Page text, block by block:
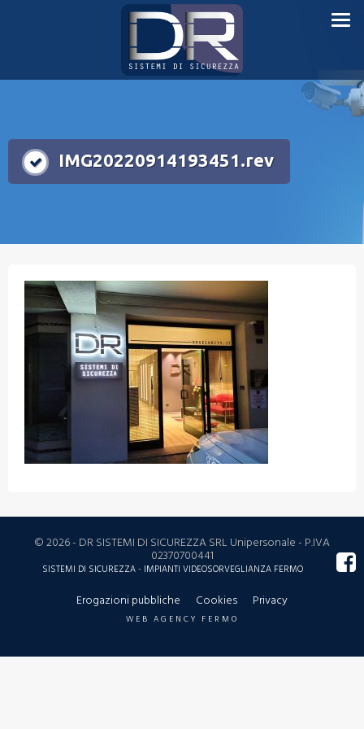
Sistemi di sicurezza
IMG20220914193451.rev
© 2026 - DR SISTEMI DI SICUREZZA SRL Unipersonale - P.IVA
02370700441
SISTEMI DI SICUREZZA- IMPIANTI VIDEOSORVEGLIANZA FERMO
Erogazioni pubbliche Cookies Privacy
WEB AGENCY FERMO